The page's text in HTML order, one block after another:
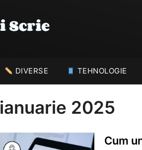
DIVERSE TEHNOLOGIE
ianuarie 2025
Cum